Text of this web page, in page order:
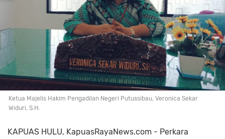
Ketua Majelis Hakim Pengadilan Negeri Putussibau, Veronica Sekar
Widuri, S.H.
KAPUAS HULU, KapuasRayaNews.com - Perkara